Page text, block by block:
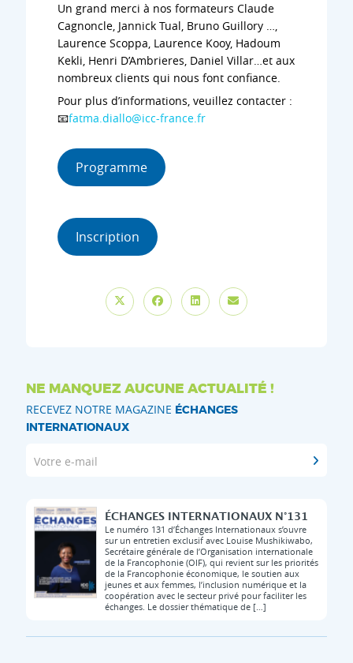
Un grand merci à nos formateurs Claude
Cagnoncle, Jannick Tual, Bruno Guillory …,
Laurence Scoppa, Laurence Kooy, Hadoum
Kekli, Henri D’Ambrieres, Daniel Villar…et aux
nombreux clients qui nous font confiance.
Pour plus d’informations, veuillez contacter :
📧fatma.diallo@icc-france.fr
Programme
Inscription
NE MANQUEZ AUCUNE ACTUALITÉ !
RECEVEZ NOTRE MAGAZINE ÉCHANGES
INTERNATIONAUX
Votre e-mail
ÉCHANGES INTERNATIONAUX N°131
Le numéro 131 d’Échanges Internationaux s’ouvre
sur un entretien exclusif avec Louise Mushikiwabo,
Secrétaire générale de l’Organisation internationale
de la Francophonie (OIF), qui revient sur les priorités
de la Francophonie économique, le soutien aux
jeunes et aux femmes, l’inclusion numérique et la
coopération avec le secteur privé pour faciliter les
échanges. Le dossier thématique de […]